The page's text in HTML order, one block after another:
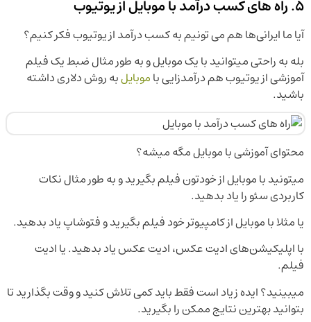
5. راه های کسب درآمد با موبایل از یوتیوب
آیا ما ایرانی‌ها هم می تونیم به کسب درآمد از یوتیوب فکر کنیم؟
بله به راحتی میتوانید با یک موبایل و به طور مثال ضبط یک فیلم
آموزشی از یوتیوب هم درآمدزایی باموبایلبه روش دلاری داشته
باشید.
محتوای آموزشی با موبایل مگه میشه؟
میتونید با موبایل از خودتون فیلم بگیرید و به طور مثال نکات
کاربردی سئو را یاد بدهید.
یا مثلا با موبایل از کامپیوتر خود فیلم بگیرید و فتوشاپ یاد بدهید.
با اپلیکیشن‌های ادیت عکس، ادیت عکس یاد بدهید. یا ادیت
فیلم.
میبینید؟ ایده زیاد است فقط باید کمی تلاش کنید و وقت بگذارید تا
بتوانید بهترین نتایج ممکن را بگیرید.